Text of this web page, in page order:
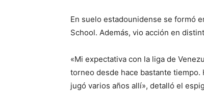
En suelo estadounidense se formó
School. Además, vio acción en
«Mi expectativa con la liga de
torneo desde hace bastante
jugó varios años allí», detalló el